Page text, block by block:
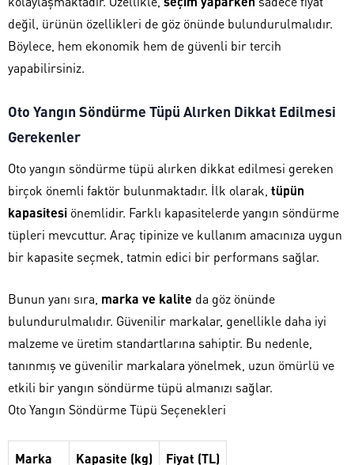
değil, ürünün özellikleri de göz önünde bulundurulmalıdır.
Böylece, hem ekonomik hem de güvenli bir tercih
yapabilirsiniz.
Oto Yangın Söndürme Tüpü Alırken Dikkat Edilmesi
Gerekenler
Oto yangın söndürme tüpü alırken dikkat edilmesi gereken
birçok önemli faktör bulunmaktadır. İlk olarak, tüpün
kapasitesi önemlidir. Farklı kapasitelerde yangın söndürme
tüpleri mevcuttur. Araç tipinize ve kullanım amacınıza uygun
bir kapasite seçmek, tatmin edici bir performans sağlar.
Bunun yanı sıra, marka ve kalite da göz önünde
bulundurulmalıdır. Güvenilir markalar, genellikle daha iyi
malzeme ve üretim standartlarına sahiptir. Bu nedenle,
tanınmış ve güvenilir markalara yönelmek, uzun ömürlü ve
etkili bir yangın söndürme tüpü almanızı sağlar.
Oto Yangın Söndürme Tüpü Seçenekleri
Marka Kapasite (kg) Fiyat (TL)